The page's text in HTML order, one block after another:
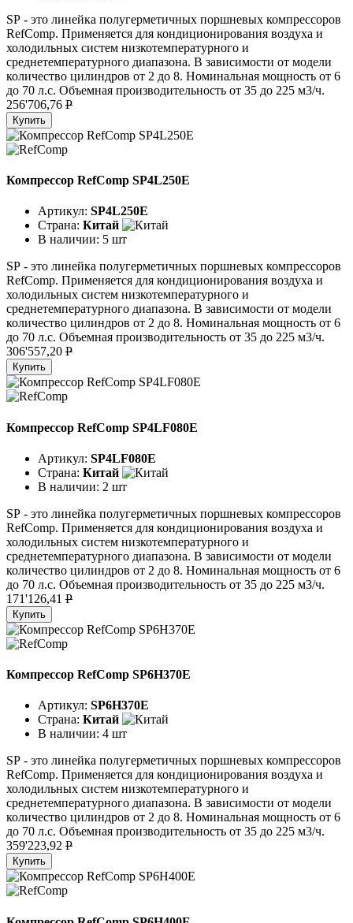
SР - это линейка полугерметичных поршневых компрессоров
RefComp. Применяется для кондиционирования воздуха и
холодильных систем низкотемпературного и
среднетемпературного диапазона. В зависимости от модели
количество цилиндров от 2 до 8. Номинальная мощность от 6
до 70 л.с. Объемная производительность от 35 до 225 м3/ч.
256'706,76 P
Купить
Компрессор RefComp SP4L250E
Артикул: SP4L250E
Страна: Китай
В наличии: 5 шт
SР - это линейка полугерметичных поршневых компрессоров
RefComp. Применяется для кондиционирования воздуха и
холодильных систем низкотемпературного и
среднетемпературного диапазона. В зависимости от модели
количество цилиндров от 2 до 8. Номинальная мощность от 6
до 70 л.с. Объемная производительность от 35 до 225 м3/ч.
306'557,20 P
Купить
Компрессор RefComp SP4LF080E
Артикул: SP4LF080E
Страна: Китай
В наличии: 2 шт
SР - это линейка полугерметичных поршневых компрессоров
RefComp. Применяется для кондиционирования воздуха и
холодильных систем низкотемпературного и
среднетемпературного диапазона. В зависимости от модели
количество цилиндров от 2 до 8. Номинальная мощность от 6
до 70 л.с. Объемная производительность от 35 до 225 м3/ч.
171'126,41 P
Купить
Компрессор RefComp SP6H370E
Артикул: SP6H370E
Страна: Китай
В наличии: 4 шт
SР - это линейка полугерметичных поршневых компрессоров
RefComp. Применяется для кондиционирования воздуха и
холодильных систем низкотемпературного и
среднетемпературного диапазона. В зависимости от модели
количество цилиндров от 2 до 8. Номинальная мощность от 6
до 70 л.с. Объемная производительность от 35 до 225 м3/ч.
359'223,92 P
Купить